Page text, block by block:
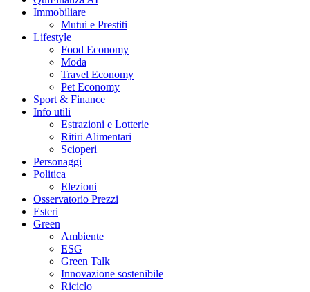
Immobiliare
Mutui e Prestiti
Lifestyle
Food Economy
Moda
Travel Economy
Pet Economy
Sport & Finance
Info utili
Estrazioni e Lotterie
Ritiri Alimentari
Scioperi
Personaggi
Politica
Elezioni
Osservatorio Prezzi
Esteri
Green
Ambiente
ESG
Green Talk
Innovazione sostenibile
Riciclo